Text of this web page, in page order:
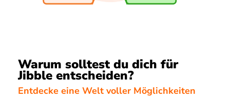
Warum solltest du dich für
Jibble entscheiden?
Entdecke eine Welt voller Möglichkeiten